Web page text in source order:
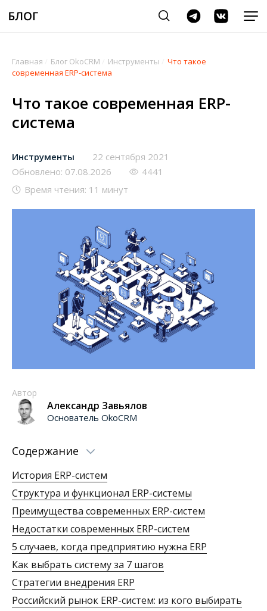
Главная Блог OkoCRM Инструменты
Что такое
современная ERP-система
Что такое современная ERP-
система
Инструменты
22 сентября 2021
Обновлено: 07.08.2026
4441
Время чтения: 11 минут
Автор
Александр Завьялов
Основатель OkoCRM
Содержание
История ERP-систем
Структура и функционал ERP-системы
Преимущества современных ERP-систем
Недостатки современных ERP-систем
5 случаев, когда предприятию нужна ERP
Как выбрать систему за 7 шагов
Стратегии внедрения ERP
Российский рынок ERP-систем: из кого выбирать